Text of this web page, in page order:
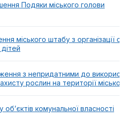
Подяки міського голови
міського штабу з організації
з непридатними до
рослин на території міської
комунальної власності